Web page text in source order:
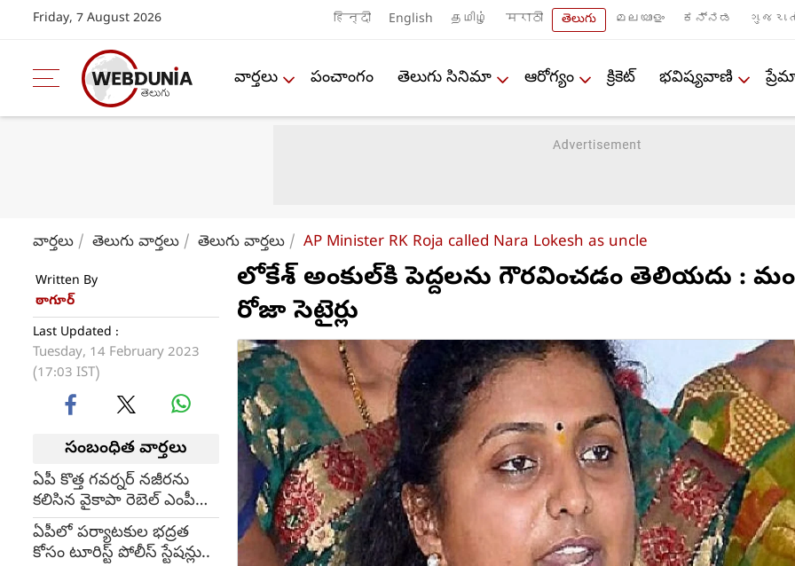
Friday, 7 August 2026 हिन्दी English தமிழ் मराठी తెలుగు മലയാളം ಕನ್ನಡ
వార్తలు పంచాంగం తెలుగు సినిమా ఆరోగ్యం క్రికెట్ భవిష్యవాణి
వార్తలు తెలుగు వార్తలు తెలుగు వార్తలు AP Minister RK Roja called Nara Lokesh as uncle
Written By
ఠాగూర్
Last Updated :
Tuesday, 14 February 2023
(17:03 IST)
సంబంధిత వార్తలు
ఏపీ కొత్త గవర్నర్ నజీర‌ను
కలిసిన వైకాపా రెబెల్ ఎంపీ
రఘురామ
ఏపీలో పర్యాటకుల భద్రత
కోసం టూరిస్ట్ పోలీస్ స్టేషన్లు..
లోకేశ్ అంకుల్‌కి పెద్దలను గౌరవించడం తెలియదు :
రోజా సెటైర్లు